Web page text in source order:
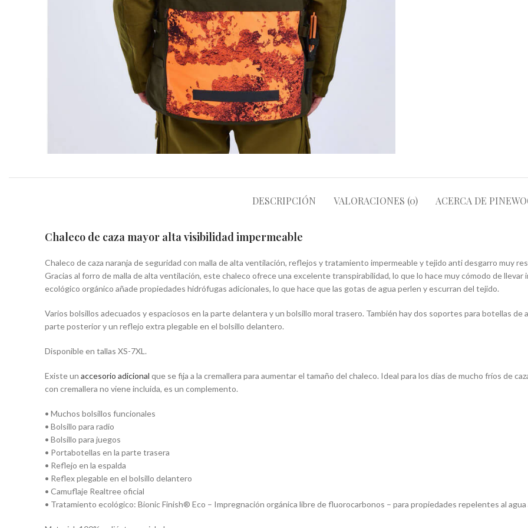
DESCRIPCIÓN VALORACIONES (0) ACERCA DE
Chaleco de caza mayor alta visibilidad impermeable
Chaleco de caza naranja de seguridad con malla de alta ventilación, reflejos y tratamiento impermeable y tejido anti desgarro muy
Gracias al forro de malla de alta ventilación, este chaleco ofrece una excelente transpirabilidad, lo que lo hace muy cómodo de
ecológico orgánico añade propiedades hidrófugas adicionales, lo que hace que las gotas de agua perlen y escurran del tejido.
Varios bolsillos adecuados y espaciosos en la parte delantera y un bolsillo moral trasero. También hay dos soportes para botellas
parte posterior y un reflejo extra plegable en el bolsillo delantero.
Disponible en tallas XS-7XL.
Existe un accesorio adicional que se fija a la cremallera para aumentar el tamaño del chaleco. Ideal para los días de mucho fríos de
con cremallera no viene incluida, es un complemento.
• Muchos bolsillos funcionales
• Bolsillo para radio
• Bolsillo para juegos
• Portabotellas en la parte trasera
• Reflejo en la espalda
• Reflex plegable en el bolsillo delantero
• Camuflaje Realtree oficial
• Tratamiento ecológico: Bionic Finish® Eco – Impregnación orgánica libre de fluorocarbonos – para propiedades repelentes al agua